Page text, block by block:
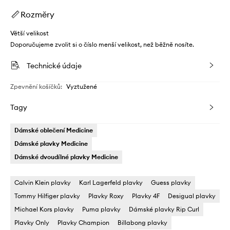
Rozměry
Větší velikost
Doporučujeme zvolit si o číslo menší velikost, než běžně nosíte.
Technické údaje
Zpevnění košíčků: Vyztužené
Tagy
Dámské oblečení Medicine
Dámské plavky Medicine
Dámské dvoudílné plavky Medicine
Calvin Klein plavky Karl Lagerfeld plavky
Guess plavky
Tommy Hilfiger plavky
Plavky Roxy Plavky 4F
Desigual plavky
Michael Kors plavky
Puma plavky
Dámské plavky Rip Curl
Plavky Only
Plavky Champion Billabong plavky